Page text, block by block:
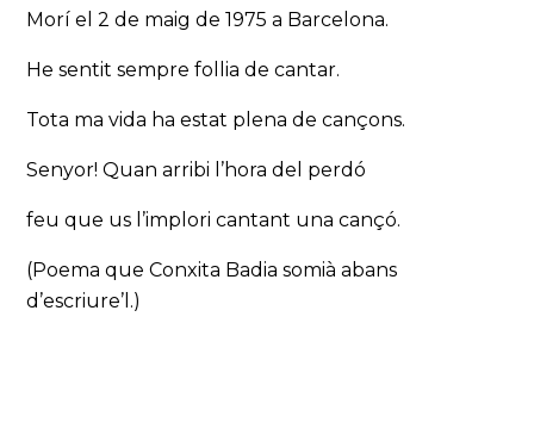
Morí el 2 de maig de 1975 a Barcelona.
He sentit sempre follia de cantar.
Tota ma vida ha estat plena de cançons.
Senyor! Quan arribi l’hora del perdó
feu que us l’implori cantant una cançó.
(Poema que Conxita Badia somià abans
d’escriure’l.)